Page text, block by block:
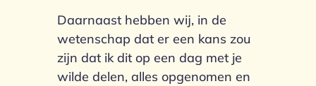
Daarnaast hebben wij, in de
wetenschap dat er een kans zou
zijn dat ik dit op een dag met je
wilde delen, alles opgenomen en